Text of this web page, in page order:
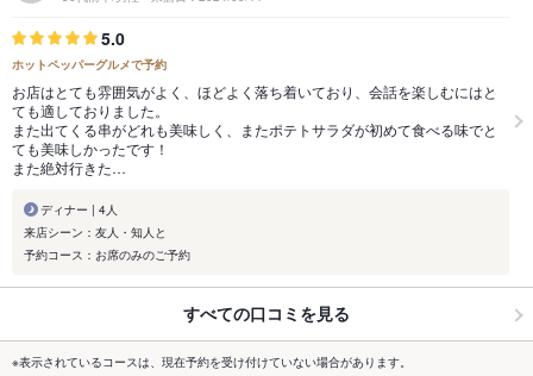
5.0
ホットペッパーグルメで予約
お店はとても雰囲気がよく、ほどよく落ち着いており、会話を楽しむにはと
ても適しておりました。
また出てくる串がどれも美味しく、またポテトサラダが初めて食べる味でと
ても美味しかったです！
また絶対行きた…
ディナー | 4人
来店シーン：友人・知人と
予約コース：お席のみのご予約
すべての口コミを見る
※表示されているコースは、現在予約を受け付けていない場合があります。